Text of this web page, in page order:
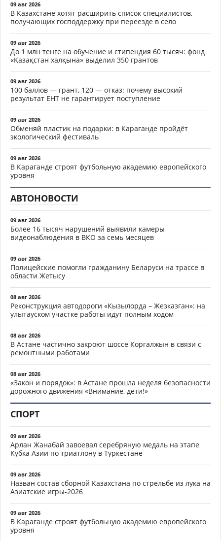
09 авг 2026
В Казахстане хотят расширить список специалистов,
получающих господдержку при переезде в село
09 авг 2026
До 1 млн тенге на обучение и стипендия 60 тысяч: фонд
«Қазақстан халқына» выделил 350 грантов
09 авг 2026
100 баллов — грант, 120 — отказ: почему высокий
результат ЕНТ не гарантирует поступление
09 авг 2026
Обменяй пластик на подарки: в Караганде пройдёт
экологический фестиваль
09 авг 2026
В Караганде строят футбольную академию европейского
уровня
АВТОНОВОСТИ
09 авг 2026
Более 16 тысяч нарушений выявили камеры
видеонаблюдения в ВКО за семь месяцев
09 авг 2026
Полицейские помогли гражданину Беларуси на трассе в
области Жетысу
08 авг 2026
Реконструкция автодороги «Кызылорда – Жезказган»: на
улытауском участке работы идут полным ходом
08 авг 2026
В Астане частично закроют шоссе Коргалжын в связи с
ремонтными работами
08 авг 2026
«Закон и порядок»: в Астане прошла неделя безопасности
дорожного движения «Внимание, дети!»
СПОРТ
09 авг 2026
Арлан Жанабай завоевал серебряную медаль на этапе
Кубка Азии по триатлону в Туркестане
09 авг 2026
Назван состав сборной Казахстана по стрельбе из лука на
Азиатские игры-2026
09 авг 2026
В Караганде строят футбольную академию европейского
уровня